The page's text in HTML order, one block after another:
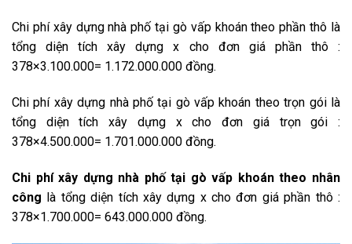
Chi phí xây dựng nhà phố tại gò vấp khoán theo phần thô là
tổng diện tích xây dựng x cho đơn giá phần thô :
378×3.100.000= 1.172.000.000 đồng.
Chi phí xây dựng nhà phố tại gò vấp khoán theo trọn gói là
tổng diện tích xây dựng x cho đơn giá trọn gói :
378×4.500.000= 1.701.000.000 đồng.
Chi phí xây dựng nhà phố tại gò vấp khoán theo nhân
công là tổng diện tích xây dựng x cho đơn giá phần thô :
378×1.700.000= 643.000.000 đồng.